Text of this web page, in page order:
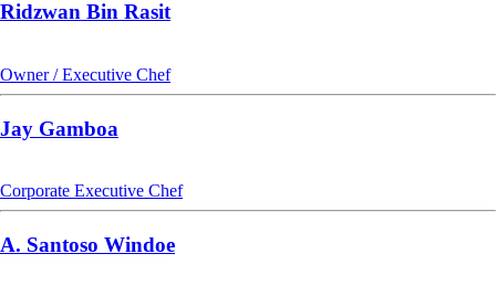
Ridzwan Bin Rasit
Owner / Executive Chef
Jay Gamboa
Corporate Executive Chef
A. Santoso Windoe